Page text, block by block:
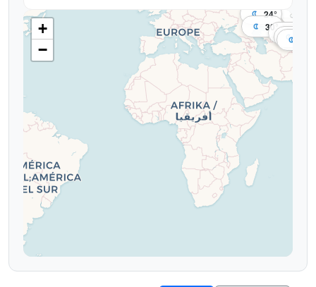
30°
24°
30°
+
−